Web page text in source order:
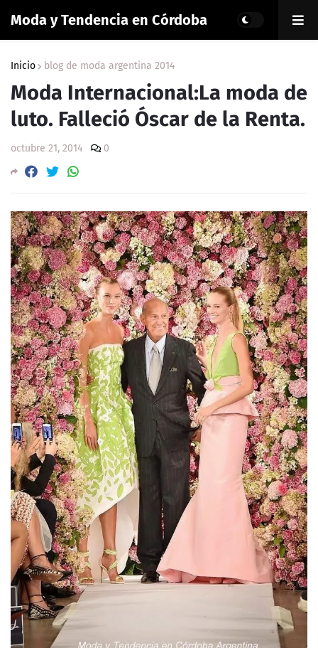
Moda y Tendencia en Córdoba
Inicio blog de moda argentina 2014
Moda Internacional:La moda de
luto. Falleció Óscar de la Renta.
octubre 21, 2014 0